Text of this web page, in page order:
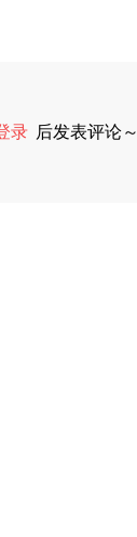
录 后发表评论～